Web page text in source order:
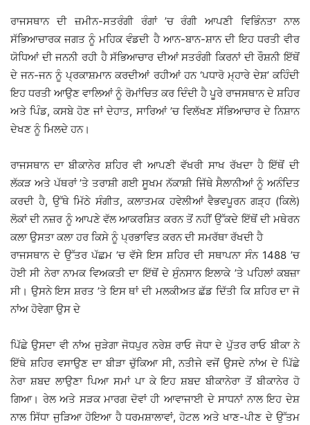
ਰਾਜਸਥਾਨ ਦੀ ਜ਼ਮੀਨ-ਸਤਰੰਗੀ ਰੰਗਾਂ ’ਚ ਰੰਗੀ ਆਪਣੀ ਵਿਭਿੰਨਤਾ ਨਾਲ
ਸੱਭਿਆਚਾਰਕ ਜਗਤ ਨੂੰ ਮਹਿਕ ਵੰਡਦੀ ਹੈ ਆਨ-ਬਾਨ-ਸ਼ਾਨ ਦੀ ਇਹ ਧਰਤੀ ਵੀਰ
ਯੋਧਿਆਂ ਦੀ ਜਨਨੀ ਰਹੀ ਹੈ ਸੱਭਿਆਚਾਰ ਦੀਆਂ ਸਤਰੰਗੀ ਕਿਰਨਾਂ ਦੀ ਰੌਸ਼ਨੀ ਇੱਥੋਂ
ਦੇ ਜਨ-ਜਨ ਨੂੰ ਪ੍ਰਕਾਸ਼ਮਾਨ ਕਰਦੀਆਂ ਰਹੀਆਂ ਹਨ ‘ਪਧਾਰੋ ਮ੍ਹਾਰੇ ਦੇਸ਼’ ਕਹਿੰਦੀ
ਇਹ ਧਰਤੀ ਆਉਣ ਵਾਲਿਆਂ ਨੂੰ ਰੋਮਾਂਚਿਤ ਕਰ ਦਿੰਦੀ ਹੈ ਪੂਰੇ ਰਾਜਸਥਾਨ ਦੇ ਸ਼ਹਿਰ
ਅਤੇ ਪਿੰਡ, ਕਸਬੇ ਹੋਣ ਜਾਂ ਦੇਹਾਤ, ਸਾਰਿਆਂ ’ਚ ਵਿਲੱਖਣ ਸੱਭਿਆਚਾਰ ਦੇ ਨਿਸ਼ਾਨ
ਦੇਖਣ ਨੂੰ ਮਿਲਦੇ ਹਨ।
ਰਾਜਸਥਾਨ ਦਾ ਬੀਕਾਨੇਰ ਸ਼ਹਿਰ ਵੀ ਆਪਣੀ ਵੱਖਰੀ ਸਾਖ ਰੱਖਦਾ ਹੈ ਇੱਥੋਂ ਦੀ
ਲੱਕੜ ਅਤੇ ਪੱਥਰਾਂ ’ਤੇ ਤਰਾਸ਼ੀ ਗਈ ਸੂਖਮ ਨੱਕਾਸ਼ੀ ਜਿੱਥੇ ਸੈਲਾਨੀਆਂ ਨੂੰ ਅਨੰਦਿਤ
ਕਰਦੀ ਹੈ, ਉੱਥੇ ਮਿੱਠੇ ਸੰਗੀਤ, ਕਲਾਤਮਕ ਹਵੇਲੀਆਂ ਵੈਭਵਪੂਰਨ ਗੜ੍ਹ (ਕਿਲੇ)
ਲੋਕਾਂ ਦੀ ਨਜ਼ਰ ਨੂੰ ਆਪਣੇ ਵੱਲ ਆਕਰਸ਼ਿਤ ਕਰਨ ਤੋਂ ਨਹੀਂ ਉੱਕਦੇ ਇੱਥੋਂ ਦੀ ਮਥੇਰਨ
ਕਲਾ ਉਸਤਾ ਕਲਾ ਹਰ ਕਿਸੇ ਨੂੰ ਪ੍ਰਭਾਵਿਤ ਕਰਨ ਦੀ ਸਮਰੱਥਾ ਰੱਖਦੀ ਹੈ
ਰਾਜਸਥਾਨ ਦੇ ਉੱਤਰ ਪੱਛਮ ’ਚ ਵੱਸੇ ਇਸ ਸ਼ਹਿਰ ਦੀ ਸਥਾਪਨਾ ਸੰਨ 1488 ’ਚ
ਹੋਈ ਸੀ ਨੇਰਾ ਨਾਮਕ ਵਿਅਕਤੀ ਦਾ ਇੱਥੋਂ ਦੇ ਸੁੰਨਸਾਨ ਇਲਾਕੇ ’ਤੇ ਪਹਿਲਾਂ ਕਬਜ਼ਾ
ਸੀ। ਉਸਨੇ ਇਸ ਸ਼ਰਤ ’ਤੇ ਇਸ ਥਾਂ ਦੀ ਮਲਕੀਅਤ ਛੱਡ ਦਿੱਤੀ ਕਿ ਸ਼ਹਿਰ ਦਾ ਜੋ
ਨਾਂਅ ਹੋਵੇਗਾ ਉਸ ਦੇ
ਪਿੱਛੇ ਉਸਦਾ ਵੀ ਨਾਂਅ ਜੁੜੇਗਾ ਜੋਧਪੁਰ ਨਰੇਸ਼ ਰਾਓ ਜੋਧਾ ਦੇ ਪੁੱਤਰ ਰਾਓ ਬੀਕਾ ਨੇ
ਇੱਥੇ ਸ਼ਹਿਰ ਵਸਾਉਣ ਦਾ ਬੀੜਾ ਚੁੱਕਿਆ ਸੀ, ਨਤੀਜੇ ਵਜੋਂ ਉਸਦੇ ਨਾਂਅ ਦੇ ਪਿੱਛੇ
ਨੇਰਾ ਸ਼ਬਦ ਲਾਉਣਾ ਪਿਆ ਸਮਾਂ ਪਾ ਕੇ ਇਹ ਸ਼ਬਦ ਬੀਕਾਨੇਰਾ ਤੋਂ ਬੀਕਾਨੇਰ ਹੋ
ਗਿਆ। ਰੇਲ ਅਤੇ ਸੜਕ ਮਾਰਗ ਦੋਵਾਂ ਹੀ ਆਵਾਜਾਈ ਦੇ ਸਾਧਨਾਂ ਨਾਲ ਇਹ ਦੇਸ਼
ਨਾਲ ਸਿੱਧਾ ਜੁੜਿਆ ਹੋਇਆ ਹੈ ਧਰਮਸ਼ਾਲਾਵਾਂ, ਹੋਟਲ ਅਤੇ ਖਾਣ-ਪੀਣ ਦੇ ਉੱਤਮ